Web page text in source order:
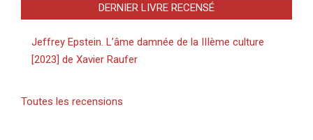
DERNIER LIVRE RECENSÉ
Jeffrey Epstein. L’âme damnée de la IIIème culture
[2023] de Xavier Raufer
Toutes les recensions